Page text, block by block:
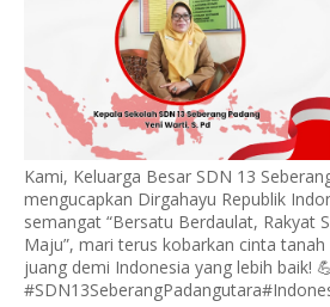
Kami, Keluarga Besar SDN 13
mengucapkan Dirgahayu Republik
semangat “Bersatu Berdaulat, Rakyat
Maju”, mari terus kobarkan cinta
juang demi Indonesia yang lebih baik!